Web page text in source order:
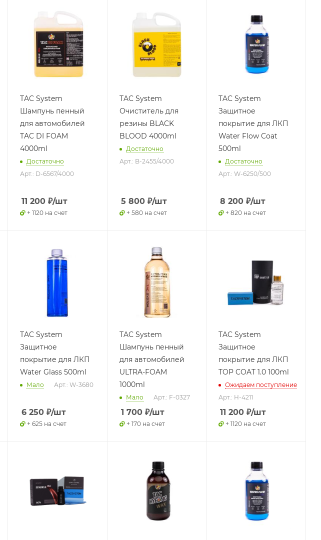
TAC System
Шампунь пенный
для автомобилей
TAC DI FOAM
4000ml
Достаточно
Арт.: D-6567/4000
11 200 ₽/шт
+ 1120 на счет
TAC System
Очиститель для
резины BLACK
BLOOD 4000ml
Достаточно
Арт.: B-2455/4000
5 800₽/шт
+ 580 на счет
TAC System
Защитное
покрытие для ЛКП
Water Flow Coat
500ml
Достаточно
Арт.: W-6250/500
8 200 ₽/шт
+ 820 на счет
TAC System
Защитное
покрытие для ЛКП
Water Glass 500ml
Мало Арт.: W-3680
6 250 ₽/шт
+ 625 на счет
TAC System
Шампунь пенный
для автомобилей
ULTRA-FOAM
1000ml
Мало Арт.: F-0327
1 700₽/шт
+ 170 на счет
TAC System
Защитное
покрытие для ЛКП
TOP COAT 1.0 100ml
Ожидаем поступление
Арт.: H-4211
11 200 ₽/шт
+ 1120 на счет